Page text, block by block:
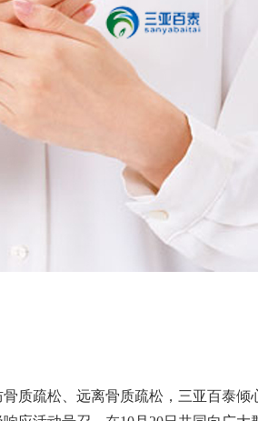
质疏松、远离骨质疏松，三亚百泰